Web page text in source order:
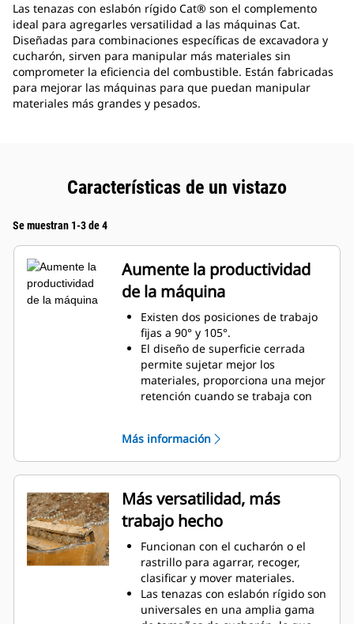
Las tenazas con eslabón rígido Cat® son el complemento
ideal para agregarles versatilidad a las máquinas Cat.
Diseñadas para combinaciones específicas de excavadora y
cucharón, sirven para manipular más materiales sin
comprometer la eficiencia del combustible. Están fabricadas
para mejorar las máquinas para que puedan manipular
materiales más grandes y pesados.
Características de un vistazo
Se muestran 1-3 de 4
Aumente la productividad
de la máquina
Existen dos posiciones de trabajo
fijas a 90° y 105°.
El diseño de superficie cerrada
permite sujetar mejor los
materiales, proporciona una mejor
retención cuando se trabaja con
bastidor.
Mayor gama de compatibilidad de
máquinas gracias a un diseño más
ligero
Aumente la productividad con el
uso periódico cuando no es
suficiente un cucharón o un
rastrillo solos.
Más información
Más versatilidad, más
trabajo hecho
Funcionan con el cucharón o el
rastrillo para agarrar, recoger,
clasificar y mover materiales.
Las tenazas con eslabón rígido son
universales en una amplia gama